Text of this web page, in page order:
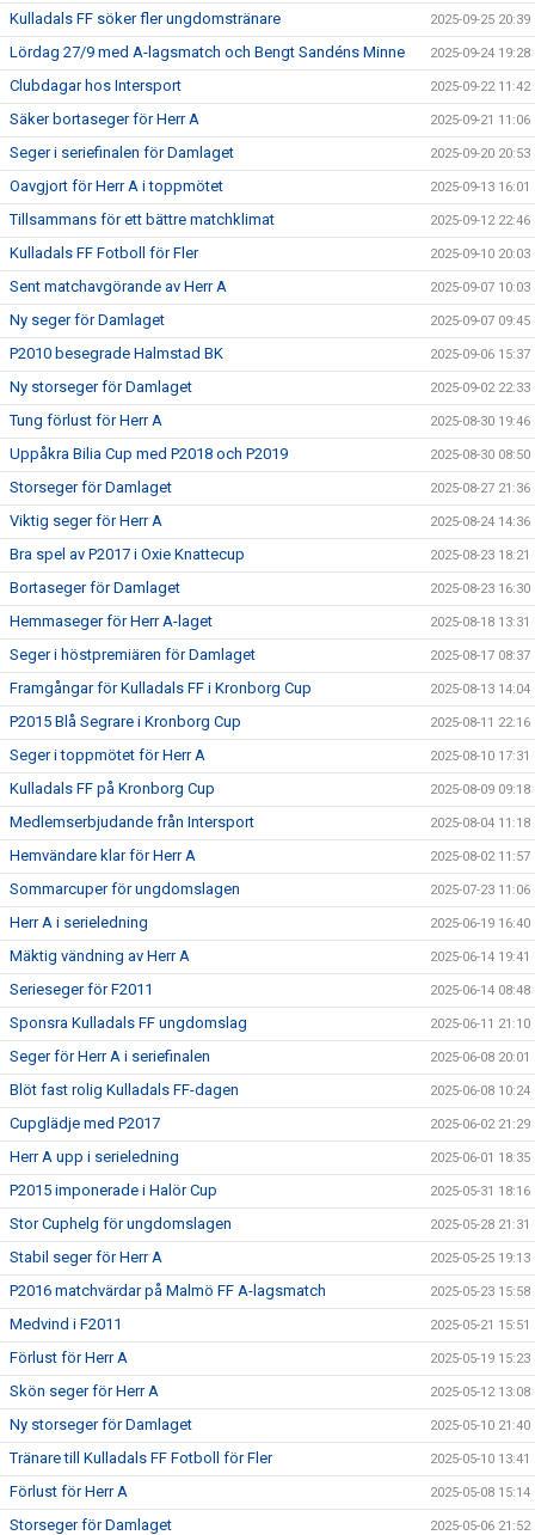
Kulladals FF söker fler ungdomstränare 2025-09-25 20:39
Lördag 27/9 med A-lagsmatch och Bengt Sandéns Minne 2025-09-24 19:28
Clubdagar hos Intersport 2025-09-22 11:42
Säker bortaseger för Herr A 2025-09-21 11:06
Seger i seriefinalen för Damlaget 2025-09-20 20:53
Oavgjort för Herr A i toppmötet 2025-09-13 16:01
Tillsammans för ett bättre matchklimat 2025-09-12 22:46
Kulladals FF Fotboll för Fler 2025-09-10 20:03
Sent matchavgörande av Herr A 2025-09-07 10:03
Ny seger för Damlaget 2025-09-07 09:45
P2010 besegrade Halmstad BK 2025-09-06 15:37
Ny storseger för Damlaget 2025-09-02 22:33
Tung förlust för Herr A 2025-08-30 19:46
Uppåkra Bilia Cup med P2018 och P2019 2025-08-30 08:50
Storseger för Damlaget 2025-08-27 21:36
Viktig seger för Herr A 2025-08-24 14:36
Bra spel av P2017 i Oxie Knattecup 2025-08-23 18:21
Bortaseger för Damlaget 2025-08-23 16:30
Hemmaseger för Herr A-laget 2025-08-18 13:31
Seger i höstpremiären för Damlaget 2025-08-17 08:37
Framgångar för Kulladals FF i Kronborg Cup 2025-08-13 14:04
P2015 Blå Segrare i Kronborg Cup 2025-08-11 22:16
Seger i toppmötet för Herr A 2025-08-10 17:31
Kulladals FF på Kronborg Cup 2025-08-09 09:18
Medlemserbjudande från Intersport 2025-08-04 11:18
Hemvändare klar för Herr A 2025-08-02 11:57
Sommarcuper för ungdomslagen 2025-07-23 11:06
Herr A i serieledning 2025-06-19 16:40
Mäktig vändning av Herr A 2025-06-14 19:41
Serieseger för F2011 2025-06-14 08:48
Sponsra Kulladals FF ungdomslag 2025-06-11 21:10
Seger för Herr A i seriefinalen 2025-06-08 20:01
Blöt fast rolig Kulladals FF-dagen 2025-06-08 10:24
Cupglädje med P2017 2025-06-02 21:29
Herr A upp i serieledning 2025-06-01 18:35
P2015 imponerade i Halör Cup 2025-05-31 18:16
Stor Cuphelg för ungdomslagen 2025-05-28 21:31
Stabil seger för Herr A 2025-05-25 19:13
P2016 matchvärdar på Malmö FF A-lagsmatch 2025-05-23 15:58
Medvind i F2011 2025-05-21 15:51
Förlust för Herr A 2025-05-19 15:23
Skön seger för Herr A 2025-05-12 13:08
Ny storseger för Damlaget 2025-05-10 21:40
Tränare till Kulladals FF Fotboll för Fler 2025-05-10 13:41
Förlust för Herr A 2025-05-08 15:14
Storseger för Damlaget 2025-05-06 21:52